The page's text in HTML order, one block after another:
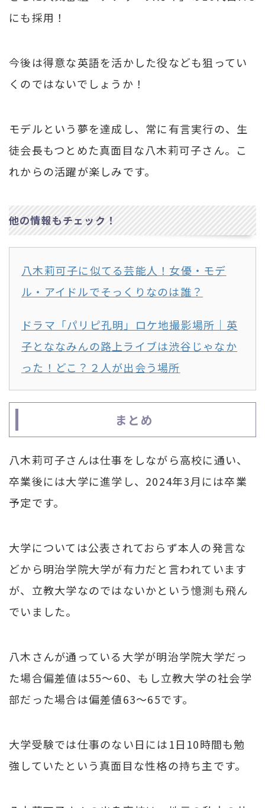
にも採用！
今後は得意な英語を活かした役なども狙ってい
くのではないでしょうか！
モデルという夢を達成し、常に有言実行の、生
徒会長もつとめた真面目な八木莉可子さん。こ
れからの活躍が楽しみです。
他の情報もチェック！
八木莉可子に似てる芸能人！女優・モデ
ル・アイドルでそっくりなのは誰？
ドラマ「パリピ孔明」ロケ地撮影場所｜英
子とななみんの路上ライブは渋谷じゃなか
った！どこ？２人が出会う場所
まとめ
八木莉可子さんは仕事をしながら高校に通い、
卒業後には大学に進学し、2024年3月には卒業
予定です。
大学については公表されておらず本人の発言な
どから明治学院大学が有力だと言われています
が、立教大学なのではないかという憶測も飛ん
でいました。
八木さんが通っている大学が明治学院大学だっ
た場合偏差値は55～60、もし立教大学の社会学
部だった場合は偏差値63～65です。
大学受験では仕事のない日には1日10時間も勉
強していたという真面目な性格の持ち主です。